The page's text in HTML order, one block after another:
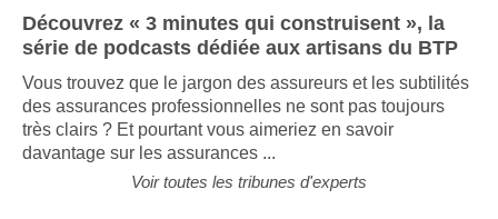
Découvrez « 3 minutes qui construisent », la
série de podcasts dédiée aux artisans du BTP
Vous trouvez que le jargon des assureurs et les subtilités
des assurances professionnelles ne sont pas toujours
très clairs ? Et pourtant vous aimeriez en savoir